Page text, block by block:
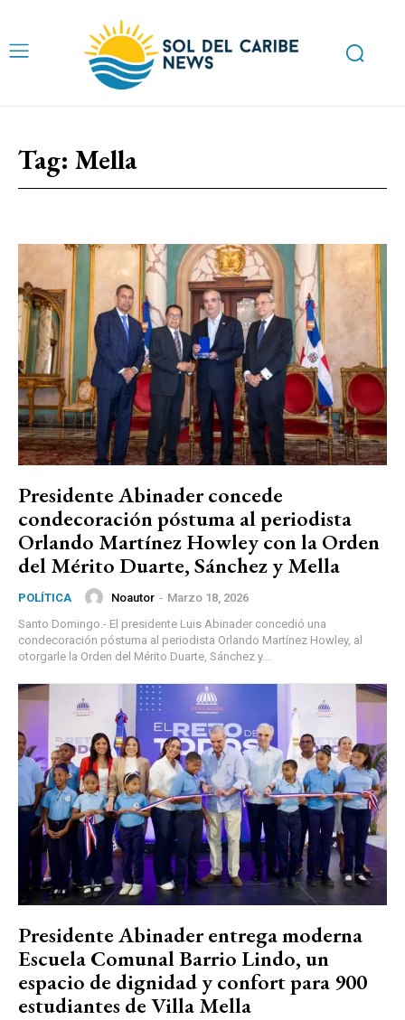
Tag: Mella
Presidente Abinader concede
condecoración póstuma al periodista
Orlando Martínez Howley con la Orden
del Mérito Duarte, Sánchez y Mella
POLÍTICA Noautor - Marzo 18, 2026
Santo Domingo.- El presidente Luis Abinader concedió una
condecoración póstuma al periodista Orlando Martínez Howley, al
otorgarle la Orden del Mérito Duarte, Sánchez y...
Presidente Abinader entrega moderna
Escuela Comunal Barrio Lindo, un
espacio de dignidad y confort para 900
estudiantes de Villa Mella